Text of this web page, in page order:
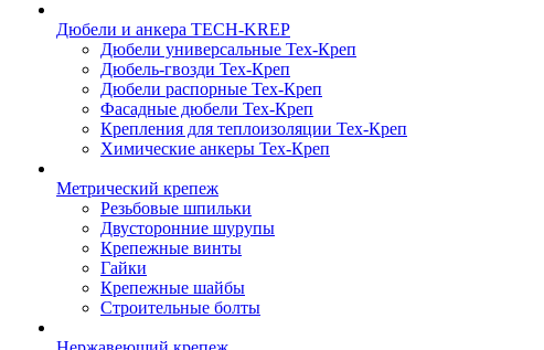
Дюбели и анкера TECH-KREP
Дюбели универсальные Тех-Креп
Дюбель-гвозди Тех-Креп
Дюбели распорные Тех-Креп
Фасадные дюбели Тех-Креп
Крепления для теплоизоляции Тех-Креп
Химические анкеры Тех-Креп
Метрический крепеж
Резьбовые шпильки
Двусторонние шурупы
Крепежные винты
Гайки
Крепежные шайбы
Строительные болты